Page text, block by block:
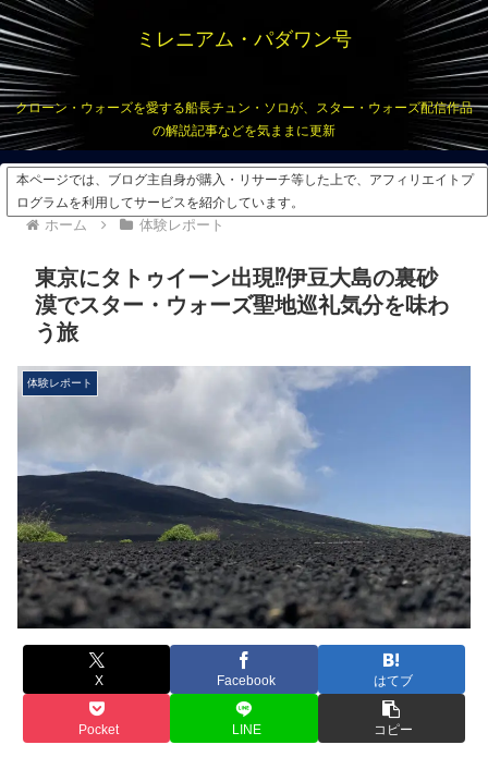
ミレニアム・パダワン号
クローン・ウォーズを愛する船長チュン・ソロが、スター・ウォーズ配信作品
の解説記事などを気ままに更新
本ページでは、ブログ主自身が購入・リサーチ等した上で、アフィリエイトプ
ログラムを利用してサービスを紹介しています。
ホーム 体験レポート
東京にタトゥイーン出現⁉︎伊豆大島の裏砂
漠でスター・ウォーズ聖地巡礼気分を味わ
う旅
体験レポート
X Facebook はてブ
Pocket LINE コピー